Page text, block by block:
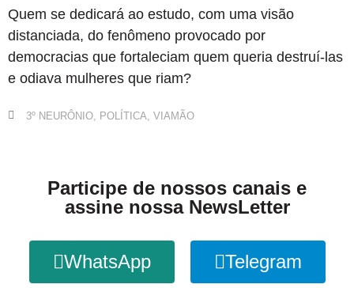
Quem se dedicará ao estudo, com uma visão
distanciada, do fenômeno provocado por
democracias que fortaleciam quem queria destruí-las
e odiava mulheres que riam?
3º NEURÔNIO POLÍTICA VIAMÃO
Participe de nossos canais e
assine nossa NewsLetter
WhatsApp Telegram